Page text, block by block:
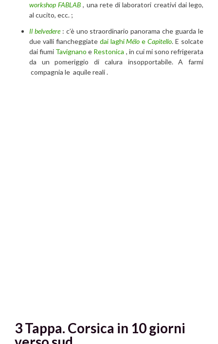
workshop FABLAB , una rete di laboratori creativi dai lego,
al cucito, ecc. ;
Il belvedere: c’è uno straordinario panorama che guarda le
due valli fiancheggiate dai laghiMéloeCapitello. E solcate
dai fiumi Tavignano e Restonica , in cui mi sono refrigerata
da un pomeriggio di calura insopportabile. A farmi
compagnia le aquile reali .
3 Tappa. Corsica in 10 giorni